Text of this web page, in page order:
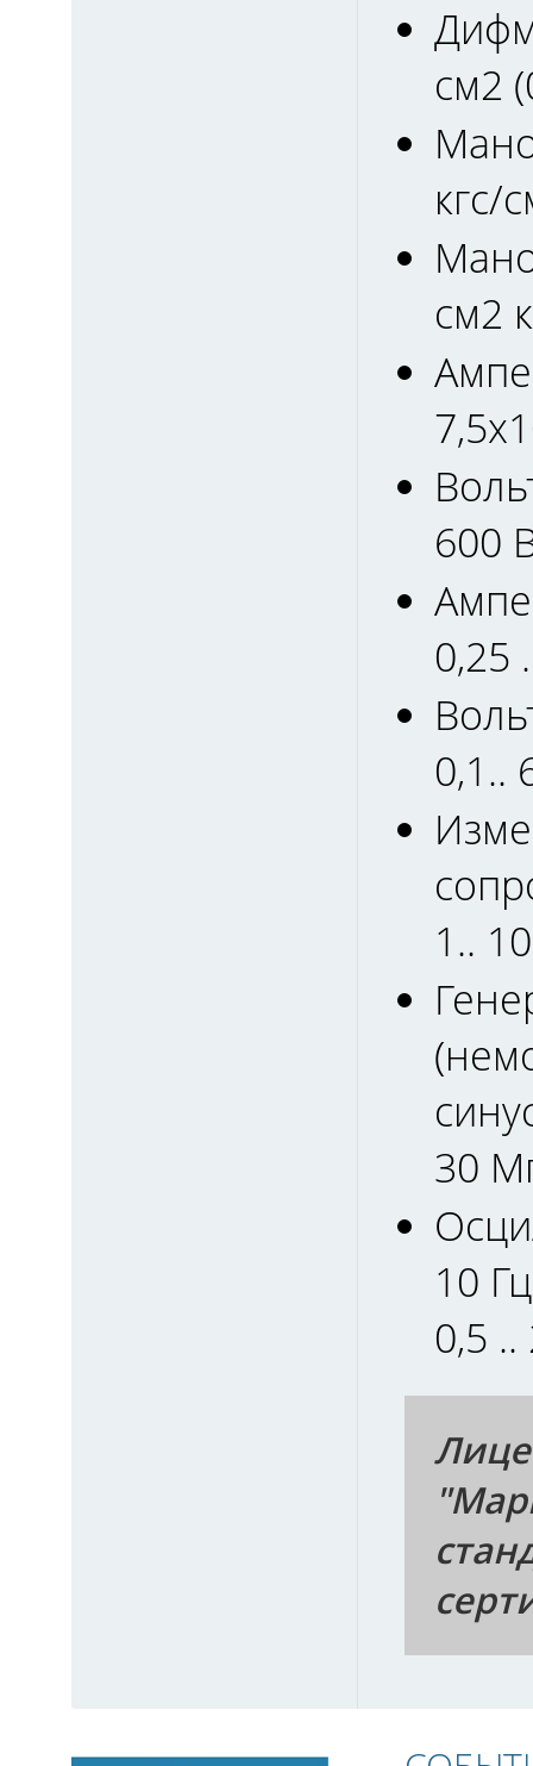
см2
кгс/
см2
600
0,25
0,1..
1..
30
10
0,5 ..